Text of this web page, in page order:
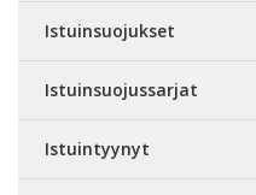
Istuinsuojukset
Istuinsuojussarjat
Istuintyynyt